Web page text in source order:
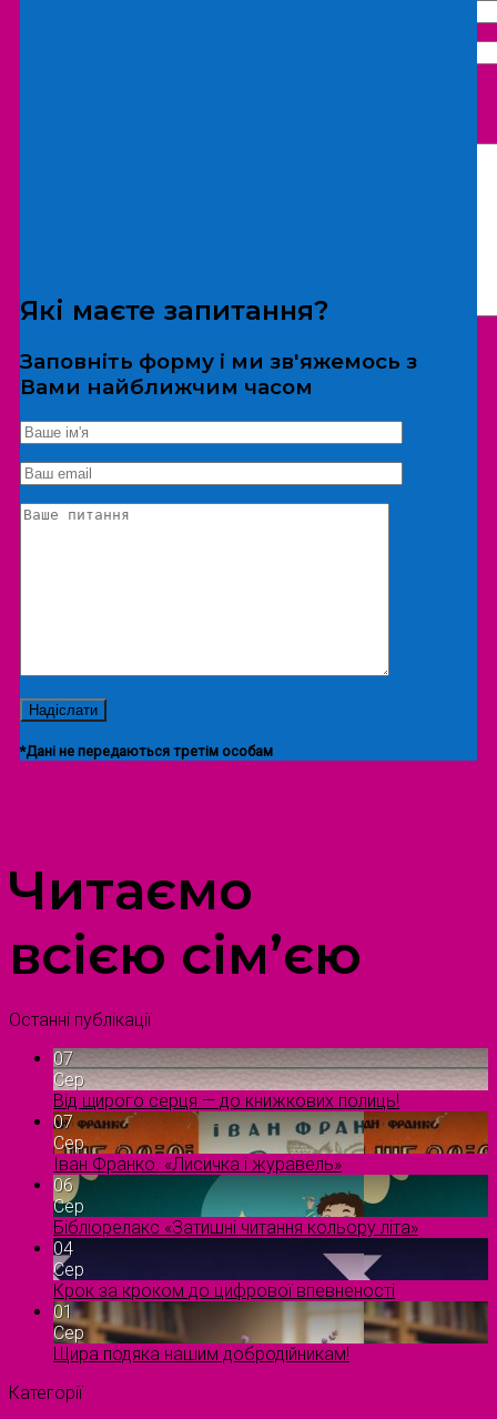
*Дані не передаються третім особам
Екскурсія/локація
Які маєте запитання?
Заповніть форму і ми зв'яжемось з
Вами найближчим часом
*Дані не передаються третім особам
Читаємо
всією сім’єю
Останні публікації
07
Сер
Від щирого серця — до книжкових полиць!
07
Сер
Іван Франко. «Лисичка і журавель»
06
Сер
Бібліорелакс «Затишні читання кольору літа»
04
Сер
Крок за кроком до цифрової впевненості
01
Сер
Щира подяка нашим добродійникам!
Категорії